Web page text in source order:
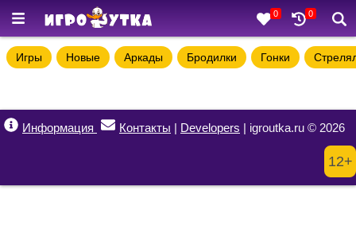
0 0
Игры Новые Аркады Бродилки Гонки
Информация Контакты | Developers | igroutka.ru © 2026
12+